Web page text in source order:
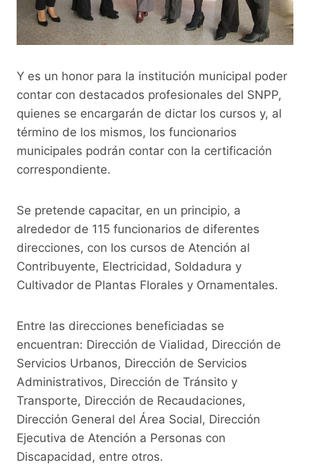
Y es un honor para la institución municipal poder
contar con destacados profesionales del SNPP,
quienes se encargarán de dictar los cursos y, al
término de los mismos, los funcionarios
municipales podrán contar con la certificación
correspondiente.
Se pretende capacitar, en un principio, a
alrededor de 115 funcionarios de diferentes
direcciones, con los cursos de Atención al
Contribuyente, Electricidad, Soldadura y
Cultivador de Plantas Florales y Ornamentales.
Entre las direcciones beneficiadas se
encuentran: Dirección de Vialidad, Dirección de
Servicios Urbanos, Dirección de Servicios
Administrativos, Dirección de Tránsito y
Transporte, Dirección de Recaudaciones,
Dirección General del Área Social, Dirección
Ejecutiva de Atención a Personas con
Discapacidad, entre otros.